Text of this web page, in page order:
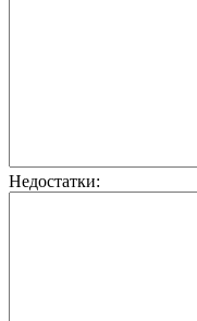
Недостатки: